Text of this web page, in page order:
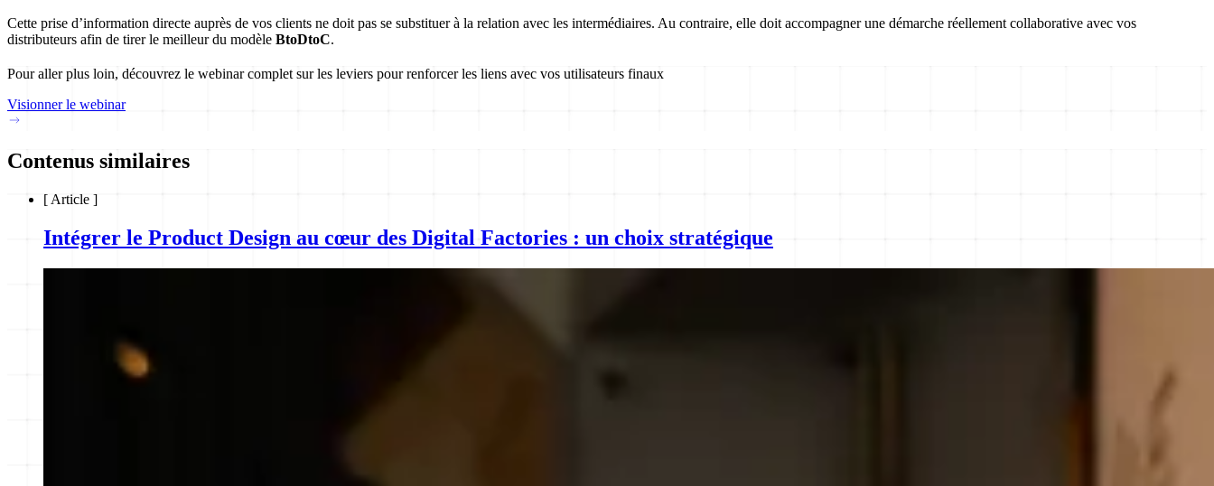
Cette prise d’information directe auprès de vos clients ne doit pas se substituer à la relation avec les intermédiaires. Au contraire, elle doit accompagner une démarche réellement collaborative avec vos
distributeurs afin de tirer le meilleur du modèle BtoDtoC.
Pour aller plus loin, découvrez le webinar complet sur les leviers pour renforcer les liens avec vos utilisateurs finaux
Visionner le webinar
Contenus similaires
[ Article ]
Intégrer le Product Design au cœur des Digital Factories : un choix stratégique